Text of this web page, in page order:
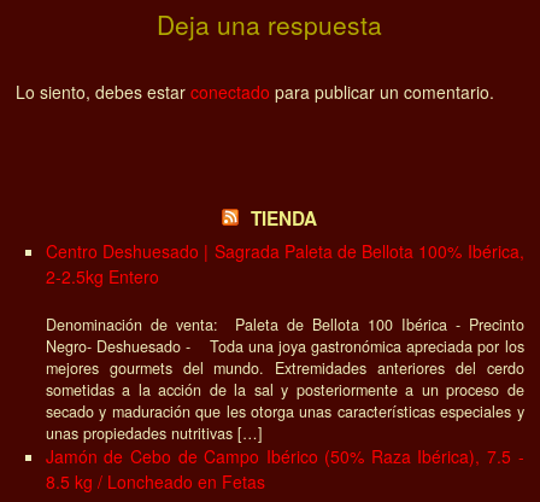
Deja una respuesta
Lo siento, debes estarconectado para publicar un comentario.
TIENDA
Centro Deshuesado | Sagrada Paleta de Bellota 100% Ibérica,
2-2.5kg Entero
Denominación de venta: Paleta de Bellota 100 Ibérica - Precinto
Negro- Deshuesado - Toda una joya gastronómica apreciada por los
mejores gourmets del mundo. Extremidades anteriores del cerdo
sometidas a la acción de la sal y posteriormente a un proceso de
secado y maduración que les otorga unas características especiales y
unas propiedades nutritivas […]
Jamón de Cebo de Campo Ibérico (50% Raza Ibérica), 7.5 -
8.5 kg / Loncheado en Fetas